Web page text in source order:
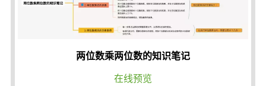
两位数乘两位数的知识笔记
在线预览